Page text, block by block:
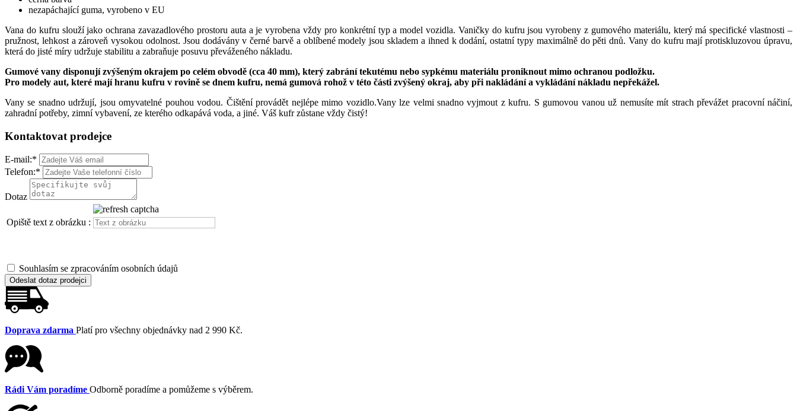
nezapáchající guma, vyrobeno v EU
Vana do kufru slouží jako ochrana zavazadlového prostoru auta a je vyrobena vždy pro konkrétní typ a model vozidla. Vaničky do kufru jsou vyrobeny z gumového materiálu, který má specifické vlastnosti –
pružnost, lehkost a zároveň vysokou odolnost. Jsou dodávány v černé barvě a oblíbené modely jsou skladem a ihned k dodání, ostatní typy maximálně do pěti dnů. Vany do kufru mají protiskluzovou úpravu,
která do jisté míry udržuje stabilitu a zabraňuje posuvu převáženého nákladu.
Gumové vany disponují zvýšeným okrajem po celém obvodě (cca 40 mm), který zabrání tekutému nebo sypkému materiálu proniknout mimo ochranou podložku.
Pro modely aut, které mají hranu kufru v rovině se dnem kufru, nemá gumová rohož v této části zvýšený okraj, aby při nakládání a vykládání nákladu nepřekážel.
Vany se snadno udržují, jsou omyvatelné pouhou vodou. Čištění provádět nejlépe mimo vozidlo.Vany lze velmi snadno vyjmout z kufru. S gumovou vanou už nemusíte mít strach převážet pracovní náčiní,
zahradní potřeby, zimní vybavení, ze kterého odkapává voda, a jiné. Váš kufr zůstane vždy čistý!
Kontaktovat prodejce
E-mail:*
Telefon:*
Dotaz
Opiště text z obrázku :
Souhlasím se zpracováním osobních údajů
Odeslat dotaz prodejci
Doprava zdarma Platí pro všechny objednávky nad 2 990 Kč.
Rádi Vám poradíme Odborně poradíme a pomůžeme s výběrem.